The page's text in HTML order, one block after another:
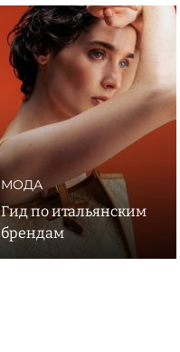
МОДА
Гид по итальянским
брендам